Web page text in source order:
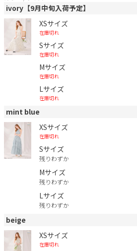
ivory【9月中旬入荷予定】
XSサイズ
在庫切れ
Sサイズ
在庫切れ
Mサイズ
在庫切れ
Lサイズ
在庫切れ
mint blue
XSサイズ
在庫切れ
Sサイズ
残りわずか
Mサイズ
残りわずか
Lサイズ
残りわずか
beige
XSサイズ
在庫切れ